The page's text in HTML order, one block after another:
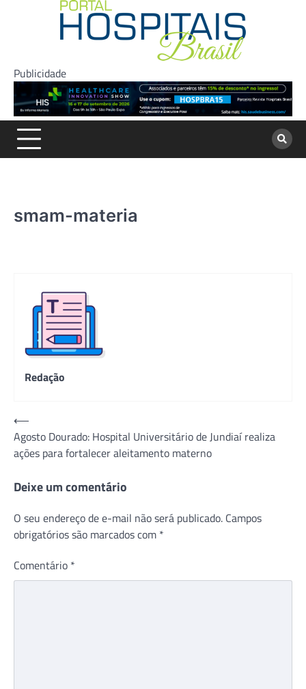
Publicidade
smam-materia
Redação
Navegação
de
Post
⟵
Agosto Dourado: Hospital Universitário de Jundiaí realiza
ações para fortalecer aleitamento materno
Deixe um comentário
O seu endereço de e-mail não será publicado. Campos
obrigatórios são marcados com *
Comentário *